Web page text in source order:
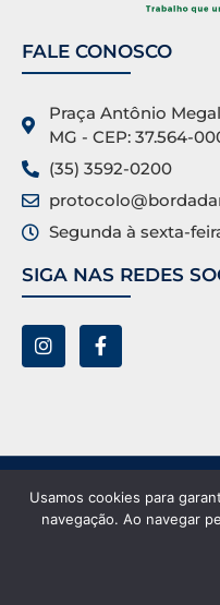
FALE CONOSCO
Praça Antônio
MG - CEP: 37.564-
(35) 3592-0200
Segunda à sexta-
SIGA NAS REDES
Prefeitura Municipal
Usamos cookies para
navegação. Ao navegar